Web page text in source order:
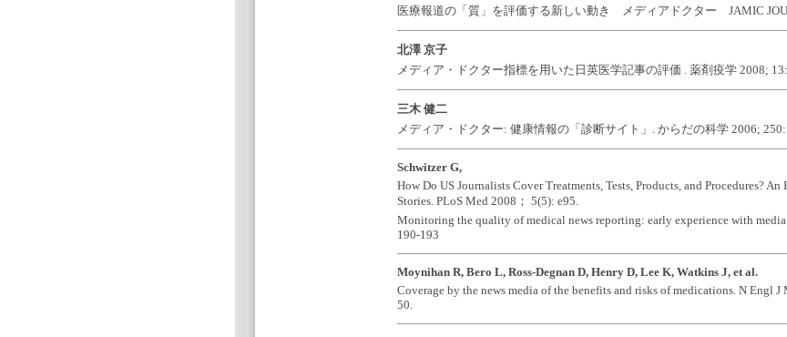
医療報道の「質」を評価する新しい動き メディアドクター JAMIC
北澤 京子
メディア・ドクター指標を用いた日英医学記事の評価 . 薬剤疫学 2008;
三木 健二
メディア・ドクター: 健康情報の「診断サイト」. からだの科学 2006; 250:
Schwitzer G,
How Do US Journalists Cover Treatments, Tests, Products, and Procedures?
Stories. PLoS Med 2008； 5(5): e95.
Monitoring the quality of medical news reporting: early experience with
190-193
Moynihan R, Bero L, Ross-Degnan D, Henry D, Lee K, Watkins J, et al.
Coverage by the news media of the benefits and risks of medications. N Engl
50.